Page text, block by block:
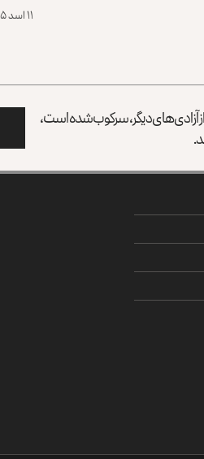
۱۱ اسد ۱۴۰۵ - ۲ آگست ۲۰۲۶
از آزادی‌های دیگر، سرکوب شده است،